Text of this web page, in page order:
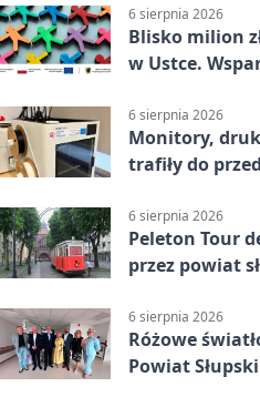
6 sierpnia 2026
Blisko milion
w Ustce.
6 sierpnia 2026
Monitory,
trafiły do
6 sierpnia 2026
Peleton Tour
przez powiat
6 sierpnia 2026
Różowe
Powiat